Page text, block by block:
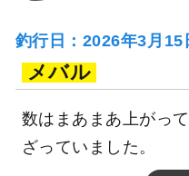
釣行日：2026年3月15
メバル
数はまあまあ上がっ
ざっていました。